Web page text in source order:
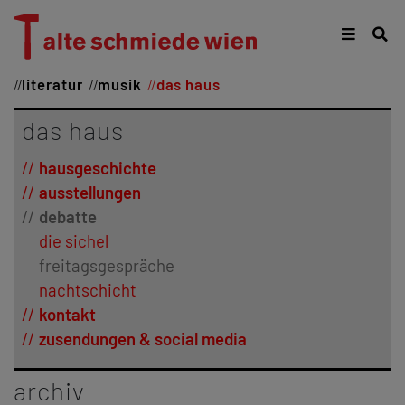
literatur musik das haus
das haus
hausgeschichte
ausstellungen
debatte
die sichel
freitagsgespräche
nachtschicht
kontakt
zusendungen & social media
archiv